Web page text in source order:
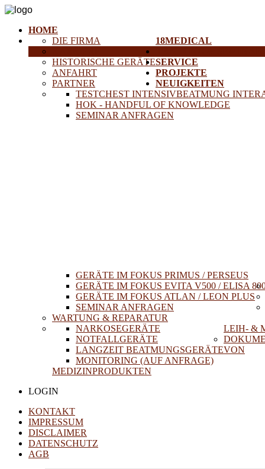
HOME
18MEDICAL
DIE FIRMA
HISTORISCHE GERÄTE
ANFAHRT
PARTNER
TESTCHEST INTENSIVBEATMUNG
HOK - HANDFUL OF KNOWLEDGE
SEMINAR ANFRAGEN
GERÄTE IM FOKUS PRIMUS / PERSEUS
GERÄTE IM FOKUS EVITA V500 / ELISA
GERÄTE IM FOKUS ATLAN / LEON PLUS
SEMINAR ANFRAGEN
SERVICE
WARTUNG & REPARATUR
LEIH- &
NARKOSEGERÄTE
NOTFALLGERÄTE
LANGZEIT BEATMUNGSGERÄTE
MONITORING (AUF ANFRAGE)
VON
MEDIZINPRODUKTEN
PROJEKTE
NEUIGKEITEN
LOGIN
KONTAKT
IMPRESSUM
DISCLAIMER
DATENSCHUTZ
AGB